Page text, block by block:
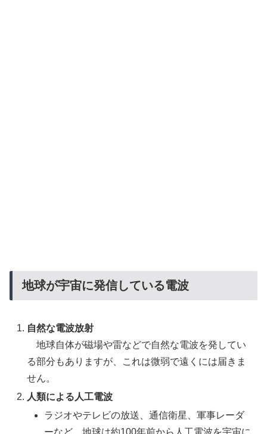
地球が宇宙に発信している電波
自然な電波放射
地球自体が磁場や雷などで自然な電波を発してい
る部分もありますが、これは微弱で遠くには届きま
せん。
人類による人工電波
ラジオやテレビの放送、通信衛星、軍事レーダ
ーなど、地球は約100年前から人工電波を宇宙に